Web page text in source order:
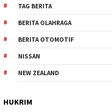
TAG BERITA
BERITA OLAHRAGA
BERITA OTOMOTIF
NISSAN
NEW ZEALAND
HUKRIM